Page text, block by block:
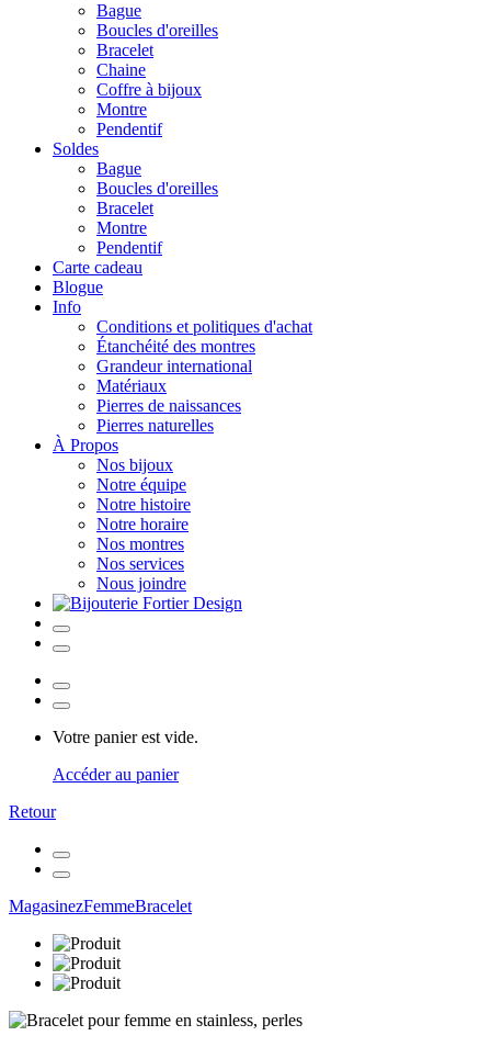
Bague
Boucles d'oreilles
Bracelet
Chaine
Coffre à bijoux
Montre
Pendentif
Soldes
Bague
Boucles d'oreilles
Bracelet
Montre
Pendentif
Carte cadeau
Blogue
Info
Conditions et politiques d'achat
Étanchéité des montres
Grandeur international
Matériaux
Pierres de naissances
Pierres naturelles
À Propos
Nos bijoux
Notre équipe
Notre histoire
Notre horaire
Nos montres
Nos services
Nous joindre
Votre panier est vide.
Accéder au panier
Retour
MagasinezFemmeBracelet